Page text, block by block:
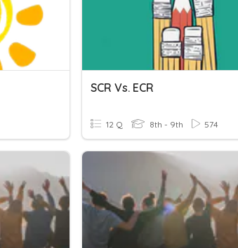
SCR Vs. ECR
12 Q 8th - 9th 574